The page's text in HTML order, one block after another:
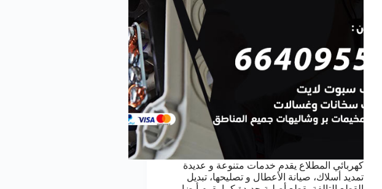
كهربائي المطلاع يقدم خدمات متنوعة و عديدة
تمديد أسلاك، صيانة الأعطال و تصليحها، تبديل